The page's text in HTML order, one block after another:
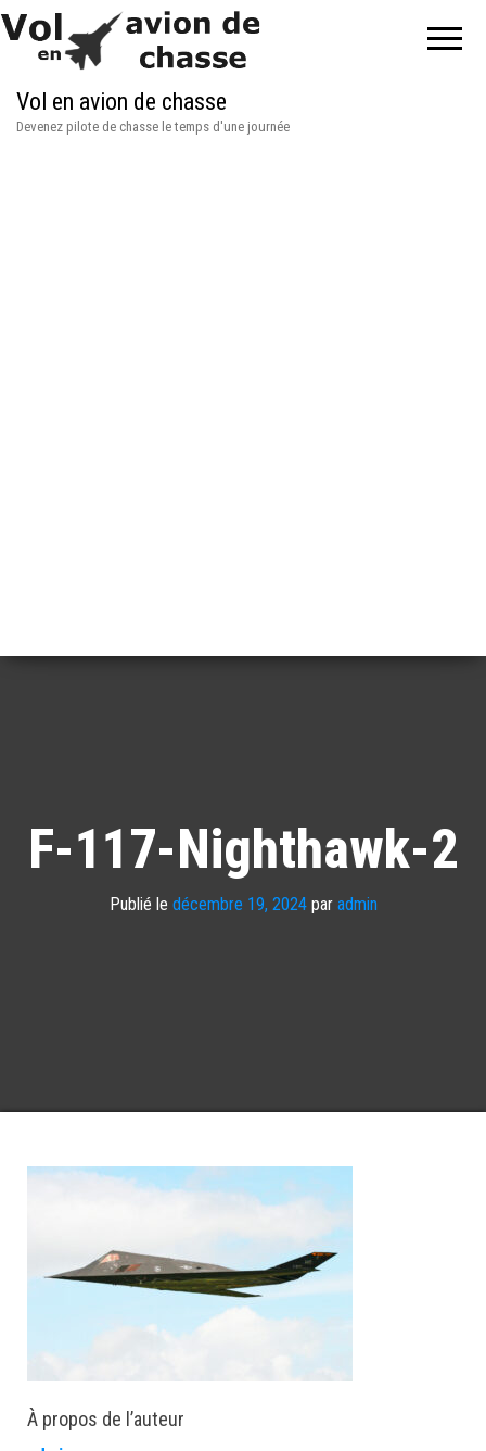
Vol en avion de chasse
Devenez pilote de chasse le temps d'une journée
F-117-Nighthawk-2
Publié le décembre 19, 2024par admin
À propos de l’auteur